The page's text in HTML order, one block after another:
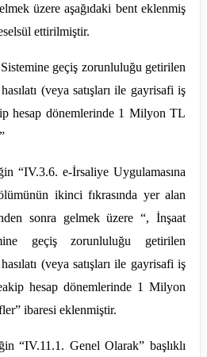
üzere aşağıdaki bent eklenmiş
ettirilmiştir.
geçiş zorunluluğu getirilen
hasılatı (veya satışları ile gayrisafi iş
hesap dönemlerinde 1 Milyon TL
“IV.3.6. e-İrsaliye Uygulamasına
ikinci fıkrasında yer alan
sonra gelmek üzere “, İnşaat
geçiş zorunluluğu getirilen
(veya satışları ile gayrisafi iş
hesap dönemlerinde 1 Milyon
ibaresi eklenmiştir.
“IV.11.1 . Genel Olarak” başlıklı